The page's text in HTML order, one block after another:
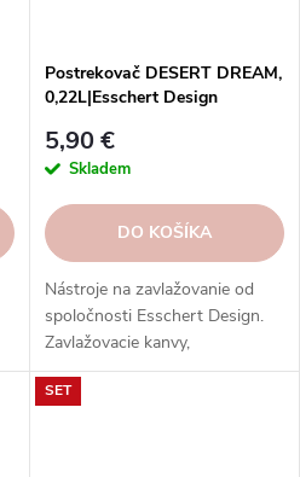
Postrekovač DESERT DREAM,
0,22L|Esschert Design
5,90 €
Skladem
DO KOŠÍKA
Nástroje na zavlažovanie od
spoločnosti Esschert Design.
Zavlažovacie kanvy,
postrekovače, striekačky,
hadice, postrekovače a ďalšie
SET